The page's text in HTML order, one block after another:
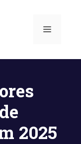
Menu
2025